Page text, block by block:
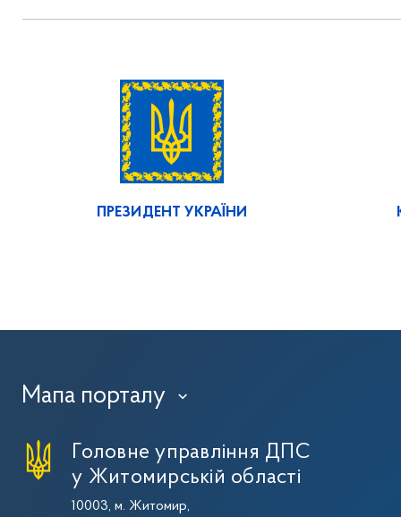
ПРЕЗИДЕНТ УКРАЇНИ
Мапа порталу ›
Головне управління ДПС
у Житомирській області
10003, м. Житомир,